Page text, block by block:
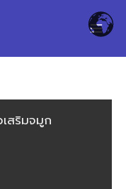
สริมจมูก